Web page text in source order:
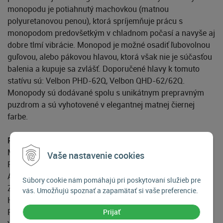
Vaše nastavenie cookies
Súbory cookie nám pomáhajú pri poskytovaní služieb pre
vás. Umožňujú spoznať a zapamätať si vaše preferencie.
Prijať
monopodu je potiahnutý machovkou (matnou
polyuretanovou penou), ktorá spríjemňuje prácu s
monopodom predovšetkým v chladnom počasí a navyše aj
dobre tlmí vibrácie. Monopod je možné osadiť ľubovolnou
guľovou, alebo pákovou hlavou, ktorá však nie je súčasťou
balenia a kupuje sa zvlášť. Doporučené hlavy k tomuto
statívu sú: Velbon PHD-62Q, Velbon QHD-62/62Q.
Monopody sú dodávané spolu s unikátnym prepravným
puzdrom a sú vyhotovené v elegantnej matnej čiernej
farbe.
Parametre monopodu Velbon Ultra Stick L50:
Materiál monopodu: Hliníková zliatina
Počet sekcií nohy: 5 sekcie
Aretácia nohy: Twist Lock™
Zakončenie nohy: Gumová pätka
Hlava v cene monopodu: Nie
Rýchloupínacia doštička: -